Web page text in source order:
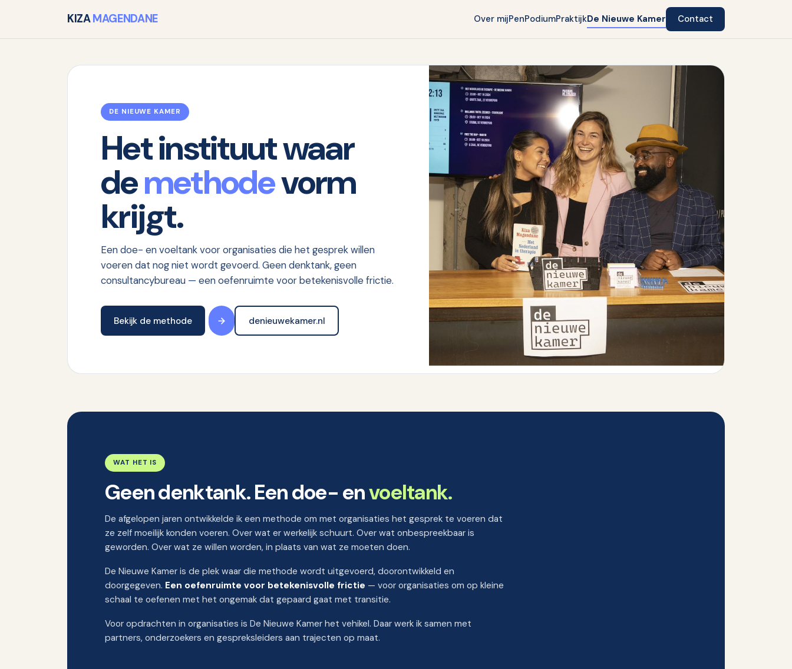
KIZAMAGENDANE Over mijPenPodiumPraktijkDe Nieuwe Kamer Contact
DE NIEUWE KAMER
Het instituut waar
demethodevorm
krijgt.
Een doe- en voeltank voor organisaties die het gesprek willen
voeren dat nog niet wordt gevoerd. Geen denktank, geen
consultancybureau — een oefenruimte voor betekenisvolle frictie.
Bekijk de methode denieuwekamer.nl
WAT HET IS
Geen denktank. Een doe- envoeltank.
De afgelopen jaren ontwikkelde ik een methode om met organisaties het gesprek te voeren dat
ze zelf moeilijk konden voeren. Over wat er werkelijk schuurt. Over wat onbespreekbaar is
geworden. Over wat ze willen worden, in plaats van wat ze moeten doen.
De Nieuwe Kamer is de plek waar die methode wordt uitgevoerd, doorontwikkeld en
doorgegeven. Een oefenruimte voor betekenisvolle frictie — voor organisaties om op kleine
schaal te oefenen met het ongemak dat gepaard gaat met transitie.
Voor opdrachten in organisaties is De Nieuwe Kamer het vehikel. Daar werk ik samen met
partners, onderzoekers en gespreksleiders aan trajecten op maat.